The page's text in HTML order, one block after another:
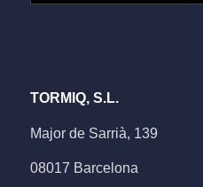
TORMIQ, S.L.
Major de Sarrià, 139
08017 Barcelona